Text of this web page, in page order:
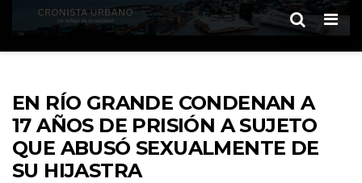
EN RÍO GRANDE CONDENAN A
17 AÑOS DE PRISIÓN A SUJETO
QUE ABUSÓ SEXUALMENTE DE
SU HIJASTRA